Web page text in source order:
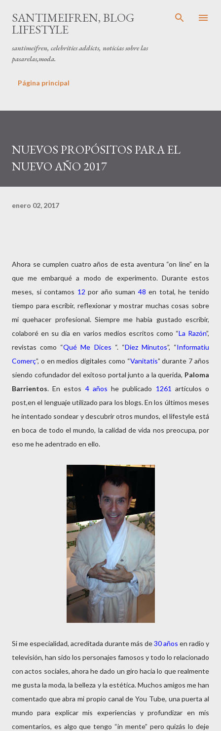
Ir al contenido principal
SANTIMEIFREN, BLOG
LIFESTYLE
santimeifren, celebrities addicts, noticias sobre las
pasarelas,moda.
Página principal
NUEVOS PROPÓSITOS PARA EL
NUEVO AÑO 2017
enero 02, 2017
Ahora se cumplen cuatro años de esta aventura “on line” en la
que me embarqué a modo de experimento. Durante estos
meses, si contamos 12por año suman 48en total, he tenido
tiempo para escribir, reflexionar y mostrar muchas cosas sobre
mi quehacer profesional. Siempre me había gustado escribir,
colaboré en su día en varios medios escritos como “La Razón”,
revistas como “Qué Me Dices “. “Diez Minutos”, “Informatiu
Comerç”, o en medios digitales como “Vanitatis” durante 7 años
siendo cofundador del exitoso portal junto a la querida, Paloma
Barrientos. En estos 4 años he publicado 1261 artículos o
post,en el lenguaje utilizado para los blogs. En los últimos meses
he intentado sondear y descubrir otros mundos, el lifestyle está
en boca de todo el mundo, la calidad de vida nos preocupa, por
eso me he adentrado en ello.
Si me especialidad, acreditada durante más de30 años en radio y
televisión, han sido los personajes famosos y todo lo relacionado
con actos sociales, ahora he dado un giro hacia lo que realmente
me gusta la moda, la belleza y la estética. Muchos amigos me han
comentado que abra mi propio canal de You Tube, una puerta al
mundo para explicar mis experiencias y profundizar en mis
comentarios, es algo que tengo “in mente” pero quizás lo deje